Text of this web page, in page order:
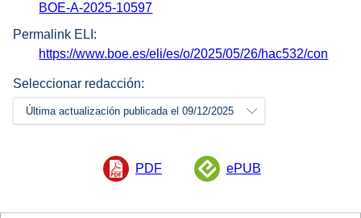
BOE-A-2025-10597
Permalink ELI:
https://www.boe.es/eli/es/o/2025/05/26/hac532/con
Seleccionar redacción:
Última actualización publicada el 09/12/2025
PDF ePUB